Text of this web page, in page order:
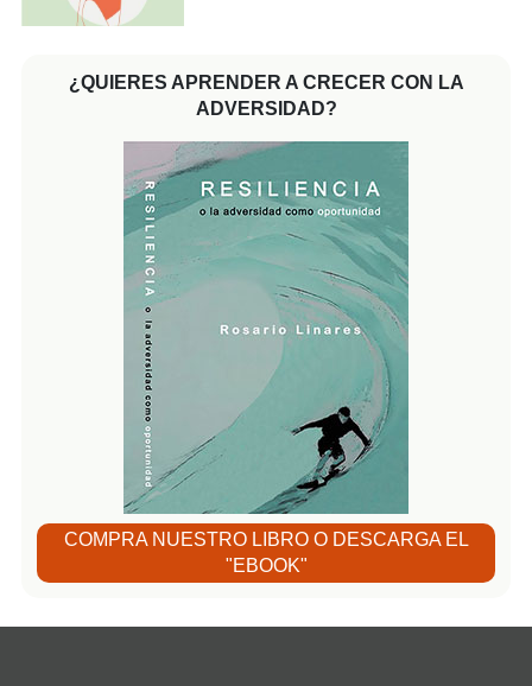
¿QUIERES APRENDER A CRECER CON LA
ADVERSIDAD?
COMPRA NUESTRO LIBRO O DESCARGA EL
"EBOOK"